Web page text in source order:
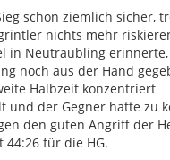
schon ziemlich sicher,
nichts mehr
in Neutraubling
noch aus der Hand
Halbzeit konzentriert
und der Gegner hatte zu
den guten Angriff der
44:26 für die HG.